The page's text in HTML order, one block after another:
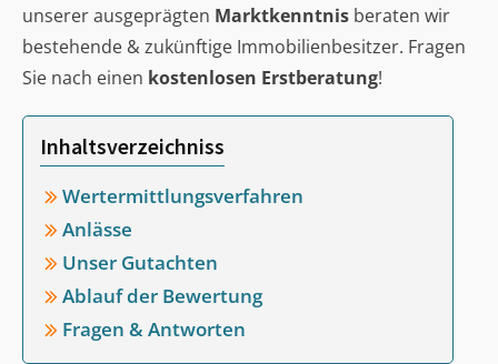
unserer ausgeprägten Marktkenntnis beraten wir
bestehende & zukünftige Immobilienbesitzer. Fragen
Sie nach einen kostenlosen Erstberatung!
Inhaltsverzeichniss
Wertermittlungsverfahren
Anlässe
Unser Gutachten
Ablauf der Bewertung
Fragen & Antworten